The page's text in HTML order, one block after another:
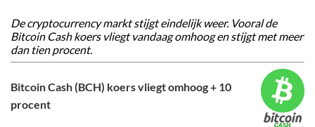
De cryptocurrency markt stijgt eindelijk weer. Vooral de
Bitcoin Cash koers vliegt vandaag omhoog en stijgt met meer
dan tien procent.
Bitcoin Cash (BCH) koers vliegt omhoog + 10
procent